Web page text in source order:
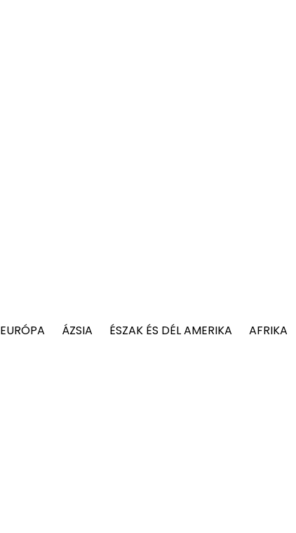
EURÓPA ÁZSIA ÉSZAK ÉS DÉL AMERIKA AFRIKA